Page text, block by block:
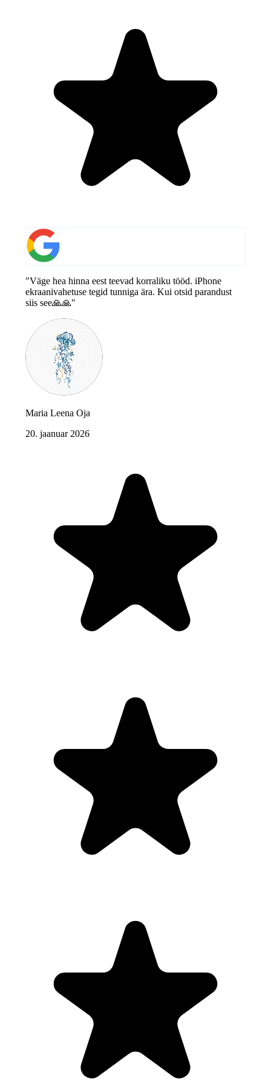
"Väge hea hinna eest teevad korraliku tööd. iPhone
ekraanivahetuse tegid tunniga ära. Kui otsid parandust
siis see🙏🙏"
Maria Leena Oja
20. jaanuar 2026